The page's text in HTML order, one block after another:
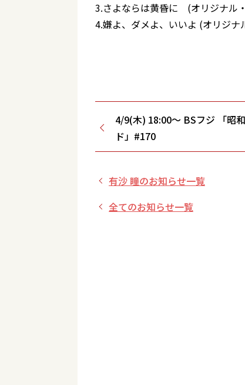
3.さよならは黄昏に (オリジナル
4.嫌よ、ダメよ、いいよ (オリジナ
4/9(木) 18:00～ BSフジ 「昭
ド」#170
有沙 瞳のお知らせ一覧
全てのお知らせ一覧